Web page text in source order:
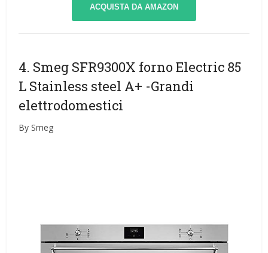
ACQUISTA DA AMAZON
4. Smeg SFR9300X forno Electric 85
L Stainless steel A+ -Grandi
elettrodomestici
By Smeg